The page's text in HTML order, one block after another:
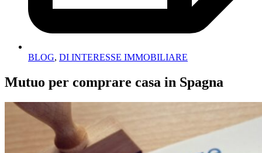
BLOG, DI INTERESSE IMMOBILIARE
Mutuo per comprare casa in Spagna